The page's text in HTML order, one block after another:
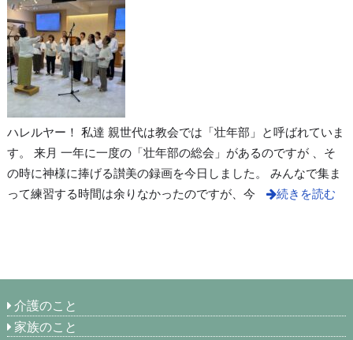
ハレルヤー！ 私達 親世代は教会では「壮年部」と呼ばれていま
す。 来月 一年に一度の「壮年部の総会」があるのですが 、そ
の時に神様に捧げる讃美の録画を今日しました。 みんなで集ま
って練習する時間は余りなかったのですが、今
続きを読む
介護のこと
家族のこと